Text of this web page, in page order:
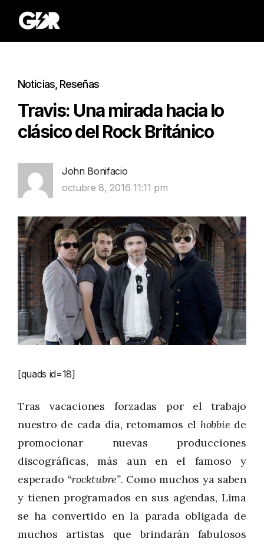
Noticias, Reseñas
Travis: Una mirada hacia lo
clásico del Rock Británico
John Bonifacio
octubre 8, 2016 11:11 pm
[quads id=18]
Tras vacaciones forzadas por el trabajo
nuestro de cada día, retomamos el hobbie de
promocionar nuevas producciones
discográficas, más aun en el famoso y
esperado “rocktubre”. Como muchos ya saben
y tienen programados en sus agendas, Lima
se ha convertido en la parada obligada de
muchos artistas que brindarán fabulosos